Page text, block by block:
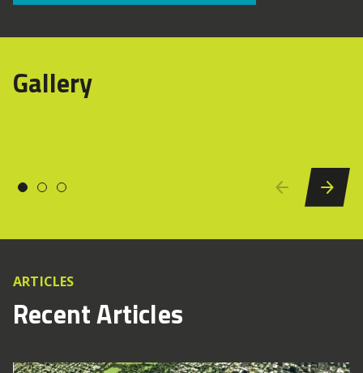
Gallery
ARTICLES
Recent Articles